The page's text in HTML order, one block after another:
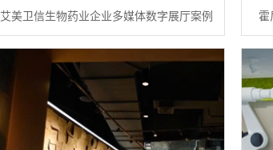
艾美卫信生物药业企业多媒体数字展厅案例 霍